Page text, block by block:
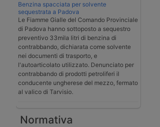
Benzina spacciata per solvente
sequestrata a Padova
Le Fiamme Gialle del Comando Provinciale
di Padova hanno sottoposto a sequestro
preventivo 33mila litri di benzina di
contrabbando, dichiarata come solvente
nei documenti di trasporto, e
l'autoarticolato utilizzato. Denunciato per
contrabbando di prodotti petroliferi il
conducente ungherese del mezzo, fermato
al valico di Tarvisio.
Normativa